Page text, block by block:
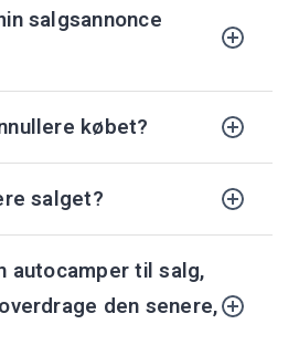
salgsannonce
købet?
salget?
autocamper til salg,
den senere,